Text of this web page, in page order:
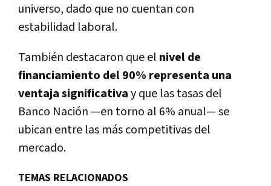
universo, dado que no cuentan con
estabilidad laboral.
También destacaron que el nivel de
financiamiento del 90% representa una
ventaja significativay que las tasas del
Banco Nación —en torno al 6% anual— se
ubican entre las más competitivas del
mercado.
TEMAS RELACIONADOS